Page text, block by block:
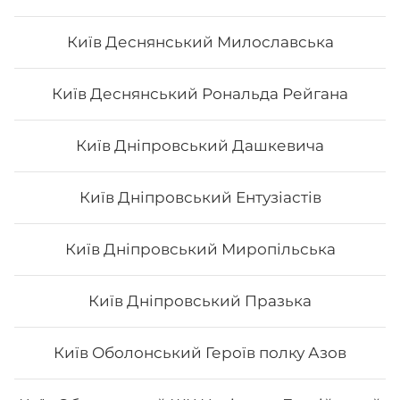
Київ Деснянський Милославська
Київ Деснянський Рональда Рейгана
Київ Дніпровський Дашкевича
Київ Дніпровський Ентузіастів
Київ Дніпровський Миропільська
Київ Дніпровський Празька
Київ Оболонський Героїв полку Азов